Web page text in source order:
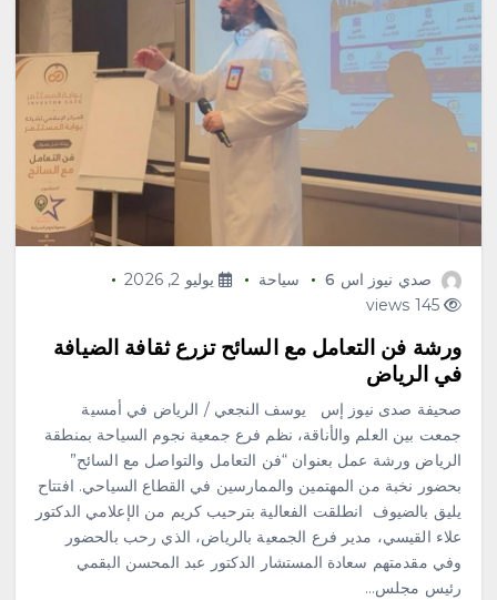
صدي نيوز اس 6 سياحة
يوليو 2, 2026
145 views
ورشة فن التعامل مع السائح تزرع ثقافة الضيافة
في الرياض
صحيفة صدى نيوز إس يوسف النجعي / الرياض في أمسية
جمعت بين العلم والأناقة، نظم فرع جمعية نجوم السياحة بمنطقة
الرياض ورشة عمل بعنوان “فن التعامل والتواصل مع السائح”
بحضور نخبة من المهتمين والممارسين في القطاع السياحي. افتتاح
يليق بالضيوف انطلقت الفعالية بترحيب كريم من الإعلامي الدكتور
علاء القيسي، مدير فرع الجمعية بالرياض، الذي رحب بالحضور
وفي مقدمتهم سعادة المستشار الدكتور عبد المحسن البقمي
رئيس مجلس…